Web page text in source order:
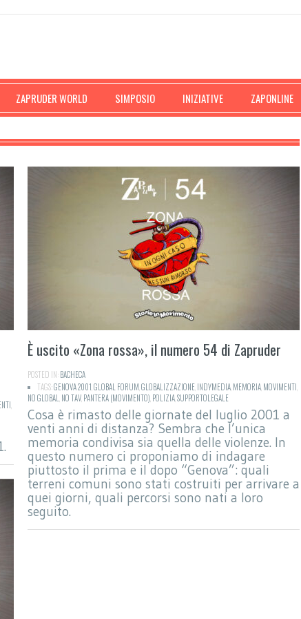
ZAPRUDER WORLD SIMPOSIO INIZIATIVE ZAPONLINE
È uscito «Zona rossa», il numero 54 di Zapruder
POSTED IN:BACHECA
TAGS:GENOVA 2001 GLOBAL FORUM GLOBALIZZAZIONE INDYMEDIA MEMORIA MOVIMENTI
NO GLOBAL NO TAV PANTERA (MOVIMENTO) POLIZIASUPPORTOLEGALE
Cosa è rimasto delle giornate del luglio 2001 a
venti anni di distanza? Sembra che l’unica
memoria condivisa sia quella delle violenze. In
questo numero ci proponiamo di indagare
piuttosto il prima e il dopo “Genova”: quali
terreni comuni sono stati costruiti per arrivare a
quei giorni, quali percorsi sono nati a loro
seguito.